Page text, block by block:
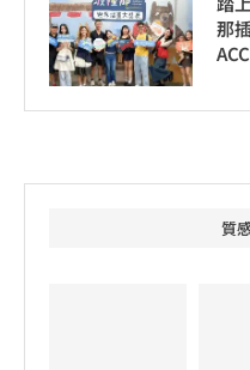
那
質